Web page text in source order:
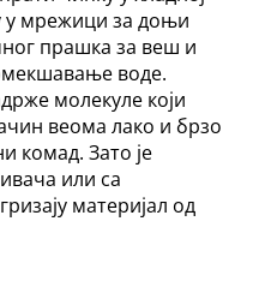
у мрежици за доњи
прашка за веш и
воде.
молекуле који
веома лако и брзо
комад. Зато је
или са
материјал од